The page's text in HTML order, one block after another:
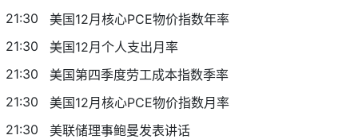
21:30
美国12月核心PCE物价指数年率
21:30
美国12月个人支出月率
21:30
美国第四季度劳工成本指数季率
21:30
美国12月核心PCE物价指数月率
21:30
美联储理事鲍曼发表讲话